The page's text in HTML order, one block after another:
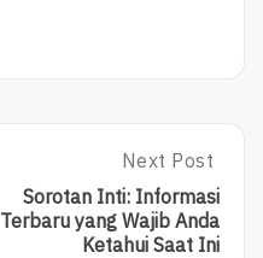
Next
Post:
Sorotan
Inti:
Next Post
Sorotan Inti: Informasi
Terbaru yang Wajib Anda
Ketahui Saat Ini